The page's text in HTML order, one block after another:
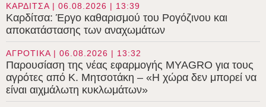
ΚΑΡΔΙΤΣΑ | 06.08.2026 | 13:39
Καρδίτσα: Έργο καθαρισμού του Ρογόζινου και
αποκατάστασης των αναχωμάτων
ΑΓΡΟΤΙΚΑ | 06.08.2026 | 13:32
Παρουσίαση της νέας εφαρμογής MYAGRO για τους
αγρότες από Κ. Μητσοτάκη – «Η χώρα δεν μπορεί να
είναι αιχμάλωτη κυκλωμάτων»